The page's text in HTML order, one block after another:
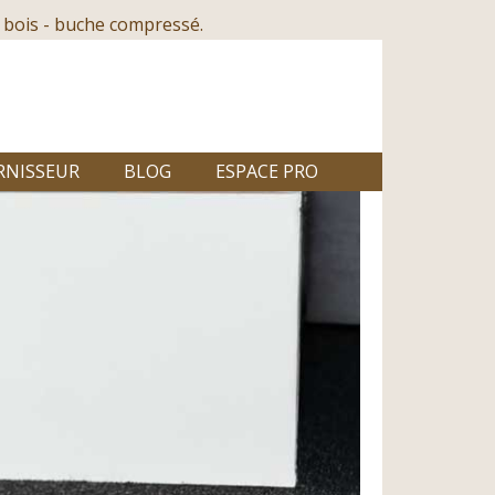
- buche compressé.
BLOG ESPACE PRO